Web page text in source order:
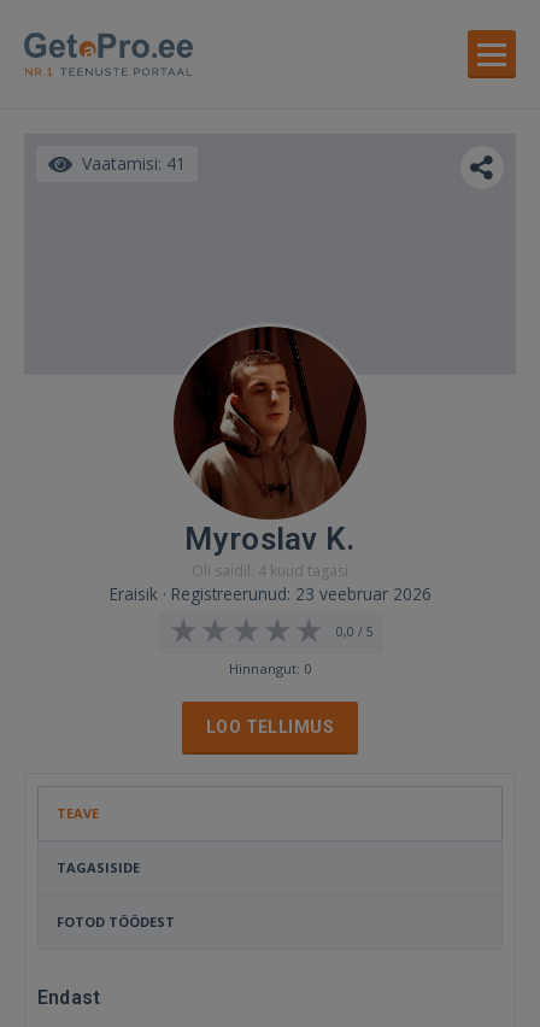
Vaatamisi: 41
Myroslav K.
Oli saidil: 4 kuud tagasi
Eraisik · Registreerunud: 23 veebruar 2026
0,0 / 5
Hinnangut: 0
LOO TELLIMUS
TEAVE
TAGASISIDE
FOTOD TÖÖDEST
Endast